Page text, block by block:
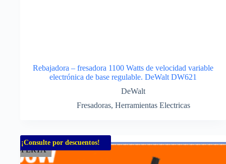
Rebajadora – fresadora 1100 Watts de velocidad variable
electrónica de base regulable. DeWalt DW621
DeWalt
Fresadoras, Herramientas Electricas
OFERTA
¡Consulte por descuentos!